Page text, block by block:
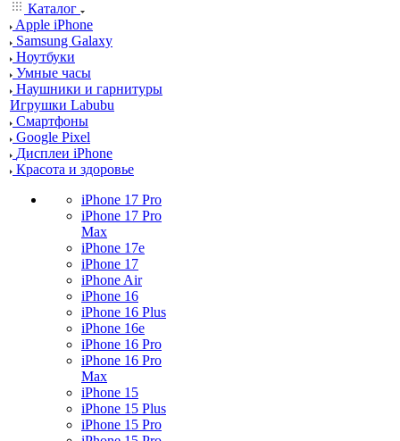
Каталог
Apple iPhone
Samsung Galaxy
Ноутбуки
Умные часы
Наушники и гарнитуры
Игрушки Labubu
Смартфоны
Google Pixel
Дисплеи iPhone
Красота и здоровье
iPhone 17 Pro
iPhone 17 Pro
Max
iPhone 17e
iPhone 17
iPhone Air
iPhone 16
iPhone 16 Plus
iPhone 16e
iPhone 16 Pro
iPhone 16 Pro
Max
iPhone 15
iPhone 15 Plus
iPhone 15 Pro